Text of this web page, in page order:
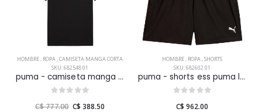
HOMBRE, ROPA,CAMISETA MANGA CORTA
SKU: 682548 01
puma - camiseta manga corta ess no. 1 logo v-neck tee para hombre
C$ 777.00 C$ 388.50
HOMBRE, ROPA,SHORTS
SKU: 682602 01
puma - shorts ess puma logo para hombre
C$ 962.00